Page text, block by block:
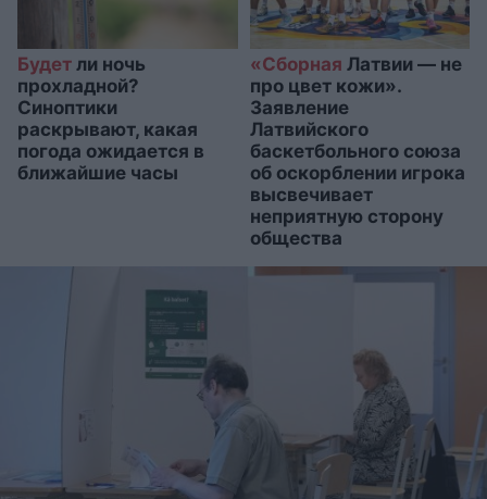
Будет ли ночь
прохладной?
Синоптики
раскрывают, какая
погода ожидается в
ближайшие часы
«Сборная Латвии — не
про цвет кожи».
Заявление
Латвийского
баскетбольного союза
об оскорблении игрока
высвечивает
неприятную сторону
общества